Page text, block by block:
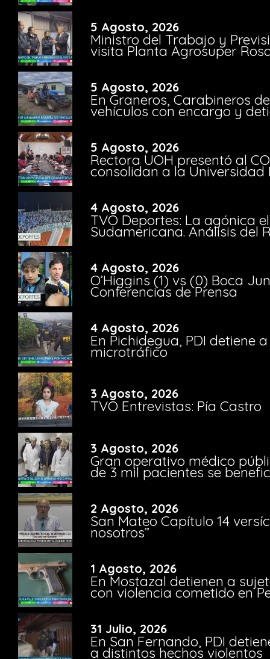
5 Agosto, 2026
Ministro del Trabajo y
visita Planta Agrosuper
5 Agosto, 2026
En Graneros, Carabineros
vehículos con encargo y
5 Agosto, 2026
Rectora UOH presentó al
consolidan a la Universidad
4 Agosto, 2026
TVO Deportes: La agónica
Sudamericana. Análisis del
4 Agosto, 2026
O’Higgins (1) vs (0) Boca
Conferencias de Prensa
4 Agosto, 2026
En Pichidegua, PDI detiene
microtráfico
3 Agosto, 2026
TVO Entrevistas: Pía Castro
3 Agosto, 2026
Gran operativo médico
de 3 mil pacientes se
2 Agosto, 2026
San Mateo Capítulo 14
nosotros”
1 Agosto, 2026
En Mostazal detienen a
con violencia cometido en
31 Julio, 2026
En San Fernando, PDI
a distintos hechos violentos